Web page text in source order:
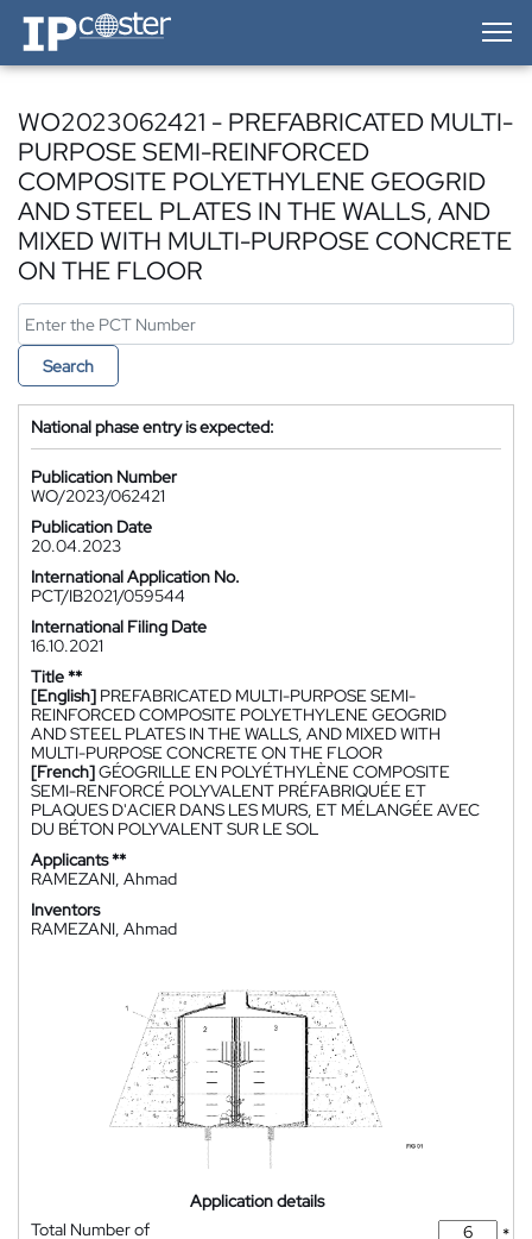
IP-Coster — Home
WO2023062421 - PREFABRICATED MULTI-
PURPOSE SEMI-REINFORCED
COMPOSITE POLYETHYLENE GEOGRID
AND STEEL PLATES IN THE WALLS, AND
MIXED WITH MULTI-PURPOSE CONCRETE
ON THE FLOOR
Search
National phase entry is expected:
Publication Number
WO/2023/062421
Publication Date
20.04.2023
International Application No.
PCT/IB2021/059544
International Filing Date
16.10.2021
Title **
[English] PREFABRICATED MULTI-PURPOSE SEMI-
REINFORCED COMPOSITE POLYETHYLENE GEOGRID
AND STEEL PLATES IN THE WALLS, AND MIXED WITH
MULTI-PURPOSE CONCRETE ON THE FLOOR
[French]GÉOGRILLE EN POLYÉTHYLÈNE COMPOSITE
SEMI-RENFORCÉ POLYVALENT PRÉFABRIQUÉE ET
PLAQUES D'ACIER DANS LES MURS, ET MÉLANGÉE AVEC
DU BÉTON POLYVALENT SUR LE SOL
Applicants **
RAMEZANI, Ahmad
Inventors
RAMEZANI, Ahmad
Application details
Total Number of
*